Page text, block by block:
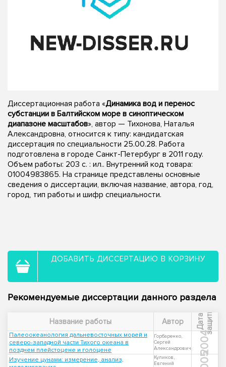
Диссертационная работа «Динамика вод и перенос
субстанции в Балтийском море в синоптическом
диапазоне масштабов», автор — Тихонова, Наталья
Александровна, относится к типу: кандидатская
диссертация по специальности 25.00.28. Работа
подготовлена в городе Санкт-Петербург в 2011 году.
Объем работы: 203 с. : ил.. Внутренний код товара:
01004983865. На странице представлены основные
сведения о диссертации, включая название, автора, год,
город, тип работы и шифр специальности.
ДОБАВИТЬ ДИССЕРТАЦИЮ В КОРЗИНУ
Рекомендуемые диссертации данного раздела
Название работы Автор Д
а
т
а
з
а
щ
и
т ы
Палеоокеанология дальневосточных морей и
северо-западной части Тихого океана в
позднем плейстоцене и голоцене
Горбаренко,
Сергей
Александрович
2004
Изучение цунами: измерение, анализ,
Куликов,
Евгений